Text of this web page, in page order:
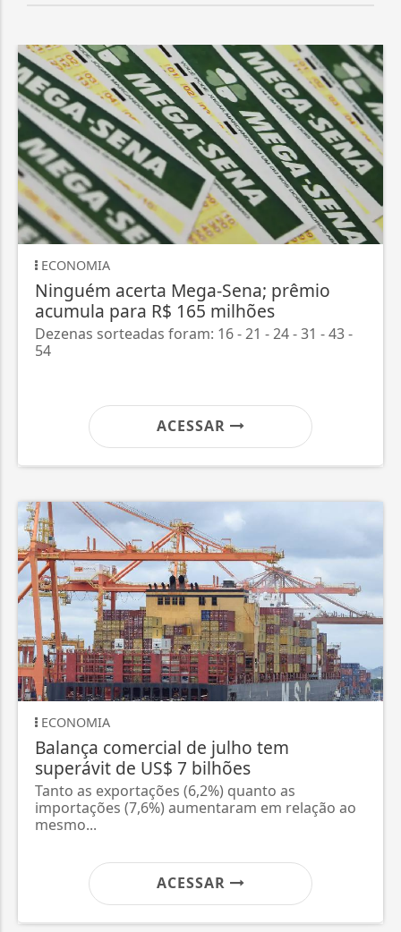
ECONOMIA
Ninguém acerta Mega-Sena; prêmio
acumula para R$ 165 milhões
Dezenas sorteadas foram: 16 - 21 - 24 - 31 - 43 -
54
ACESSAR
ECONOMIA
Balança comercial de julho tem
superávit de US$ 7 bilhões
Tanto as exportações (6,2%) quanto as
importações (7,6%) aumentaram em relação ao
mesmo...
ACESSAR